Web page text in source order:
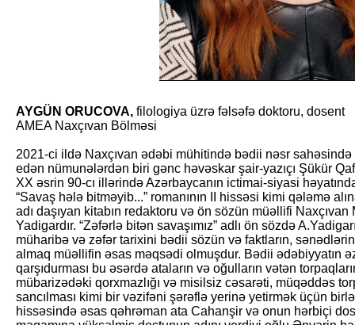
AYGÜN ORUCOVA, filologiya üzrə fəlsəfə doktoru, dosent
AMEA Naxçıvan Bölməsi
2021-ci ildə Naxçıvan ədəbi mühitində bədii nəsr
edən nümunələrdən biri gənc həvəskar şair-yazıçı Şükür
XX əsrin 90-cı illərində Azərbaycanın ictimai-siyasi
“Savaş hələ bitməyib...” romanının II hissəsi kimi qələmə
adı daşıyan kitabın redaktoru və ön sözün müəllifi
Yadigardır. “Zəfərlə bitən savaşımız” adlı ön sözdə
müharibə və zəfər tarixini bədii sözün və faktların,
almaq müəllifin əsas məqsədi olmuşdur. Bədii ədəbiyyatın
qarşıdurması bu əsərdə ataların və oğulların vətən
mübarizədəki qorxmazlığı və misilsiz cəsarəti, müqəddəs
sancılması kimi bir vəzifəni şərəflə yerinə yetirmək üçün
hissəsində əsas qəhrəman ata Cahanşir və onun hərbiçi